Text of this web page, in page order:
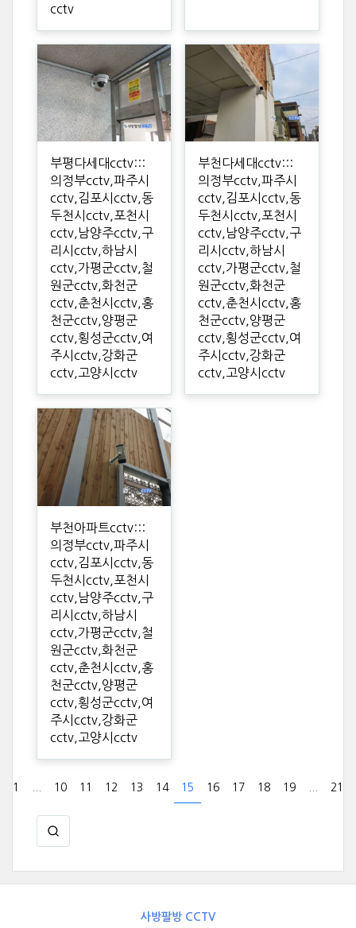
cctv
부평다세대cctv:::
의정부cctv,파주시
cctv,김포시cctv,동
두천시cctv,포천시
cctv,남양주cctv,구
리시cctv,하남시
cctv,가평군cctv,철
원군cctv,화천군
cctv,춘천시cctv,홍
천군cctv,양평군
cctv,횡성군cctv,여
주시cctv,강화군
cctv,고양시cctv
부천다세대cctv:::
의정부cctv,파주시
cctv,김포시cctv,동
두천시cctv,포천시
cctv,남양주cctv,구
리시cctv,하남시
cctv,가평군cctv,철
원군cctv,화천군
cctv,춘천시cctv,홍
천군cctv,양평군
cctv,횡성군cctv,여
주시cctv,강화군
cctv,고양시cctv
부천아파트cctv:::
의정부cctv,파주시
cctv,김포시cctv,동
두천시cctv,포천시
cctv,남양주cctv,구
리시cctv,하남시
cctv,가평군cctv,철
원군cctv,화천군
cctv,춘천시cctv,홍
천군cctv,양평군
cctv,횡성군cctv,여
주시cctv,강화군
cctv,고양시cctv
1 10 11 12 13 14 15 16 17 18 19 21
사방팔방 CCTV